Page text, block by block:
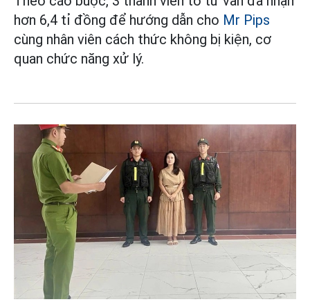
hơn 6,4 tỉ đồng để hướng dẫn cho Mr Pips
cùng nhân viên cách thức không bị kiện, cơ
quan chức năng xử lý.